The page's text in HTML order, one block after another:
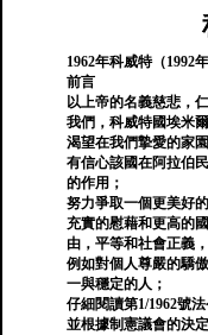
1962年科威特（1992年
前言
以上帝的名義慈悲，
我們，科威特國埃米
渴望在我們摯愛的家
有信心該國在阿拉伯
的作用；
努力爭取一個更美好
充實的慰藉和更高的
由，平等和社會正義
例如對個人尊嚴的驕
一與穩定的人；
仔細閱讀第1/1962號
並根據制憲議會的決定